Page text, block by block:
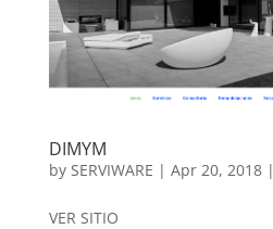
DIMYM
by SERVIWARE | Apr 20, 2018|
VER SITIO